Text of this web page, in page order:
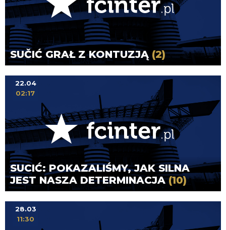
SUČIĆ GRAŁ Z KONTUZJĄ(2)
SUCIĆ: POKAZALIŚMY, JAK SILNA
JEST NASZA DETERMINACJA(10)
22.04
02:17
28.03
11:30